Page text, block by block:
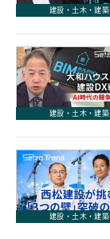
建設・土木・建築
建設・土木・建築
建設・土木・建築